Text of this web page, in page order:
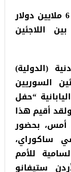
وخصص في إطار هذه المشاريع نحو 6 ملايين دولار
اللاجئين
(الدولية)
السوريين
“حفل
أقيم هذا
أمس، بحضور
ساكوراي،
للأمم
ستيفانو